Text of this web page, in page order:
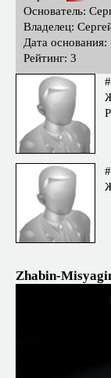
Основатель:
Владелец:
Дата
Рейтинг: 3
Zhabin-